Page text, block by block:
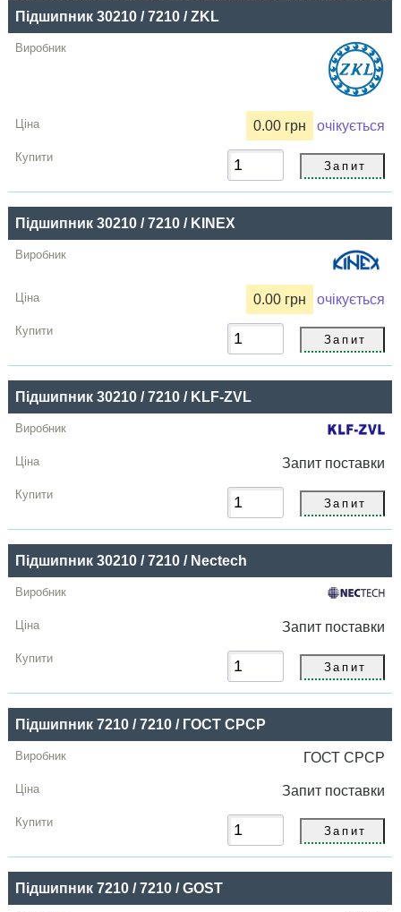
Назва
Виробник
Ціна,
грн
Підшипник 30210 / 7210 / ZKL
0.00 грн очікується
Підшипник 30210 / 7210 / KINEX
0.00 грн очікується
Підшипник 30210 / 7210 / KLF-ZVL
Запит поставки
Підшипник 30210 / 7210 / Nectech
Запит поставки
Підшипник 7210 / 7210 / ГОСТ СРСР
ГОСТ СРСР
Запит поставки
Підшипник 7210 / 7210 / GOST